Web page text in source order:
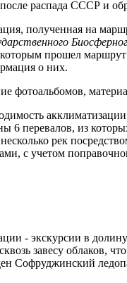
распада СССР и
полученная на
прошел
о них.
фотоальбомов,
6 перевалов, из
рек
с учетом
- экскурсии в
завесу облаков,
Софруджинский